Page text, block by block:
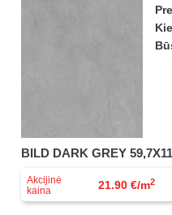
BILD DARK GREY
Akcijinė
kaina
21.90 €/m2